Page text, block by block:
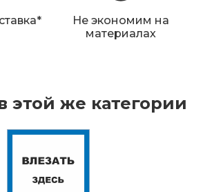
Не экономим на
материалах
этой же категории